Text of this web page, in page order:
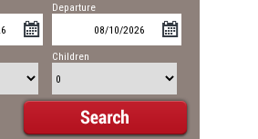
Departure
Children